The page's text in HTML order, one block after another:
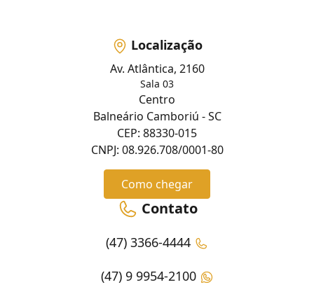
Localização
Av. Atlântica, 2160
Sala 03
Centro
Balneário Camboriú - SC
CEP: 88330-015
CNPJ: 08.926.708/0001-80
Como chegar
Contato
(47) 3366-4444
(47) 9 9954-2100